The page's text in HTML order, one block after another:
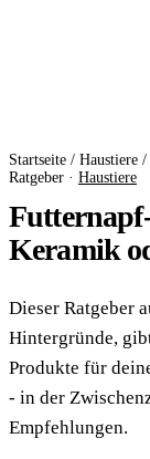
Startseite / Haustiere /
Ratgeber · Haustiere
Keramik
Dieser Ratgeber
Hintergründe,
Produkte für
- in der
Empfehlungen.